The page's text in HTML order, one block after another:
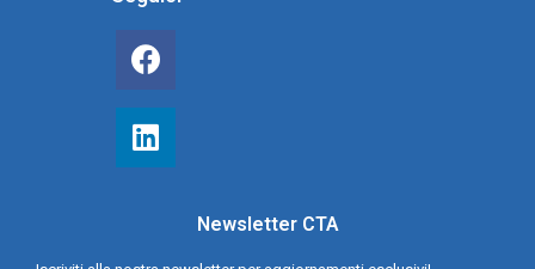
Newsletter CTA